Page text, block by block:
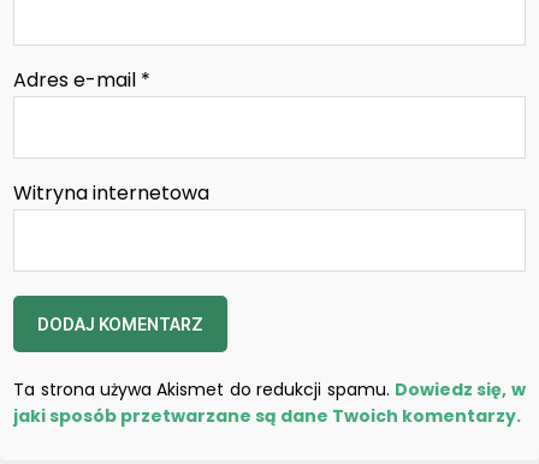
Adres e-mail *
Witryna internetowa
Ta strona używa Akismet do redukcji spamu. Dowiedz się, w
jaki sposób przetwarzane są dane Twoich komentarzy.